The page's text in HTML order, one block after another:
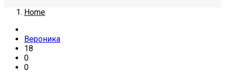
Home
Вероника
18
0
0